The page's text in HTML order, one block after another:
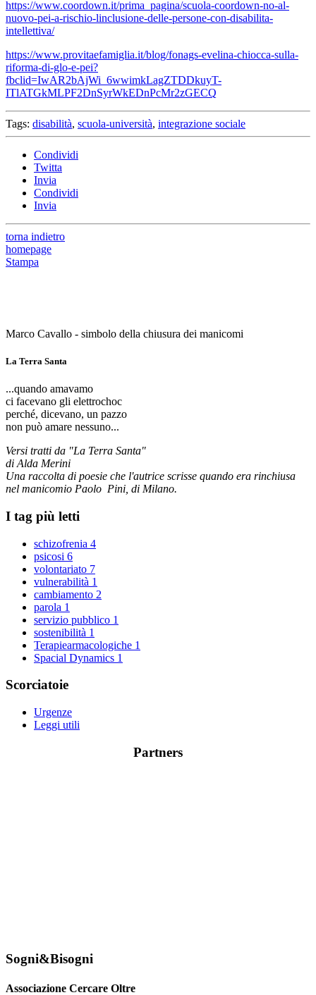
https://www.coordown.it/prima_pagina/scuola-coordown-no-al-
nuovo-pei-a-rischio-linclusione-delle-persone-con-disabilita-
intellettiva/
https://www.provitaefamiglia.it/blog/fonags-evelina-chiocca-sulla-
riforma-di-glo-e-pei?
fbclid=IwAR2bAjWi_6wwimkLagZTDDkuyT-
ITlATGkMLPF2DnSyrWkEDnPcMr2zGECQ
Tags: disabilità, scuola-università, integrazione sociale
Condividi
Twitta
Invia
Condividi
Invia
torna indietro
homepage
Stampa
Marco Cavallo - simbolo della chiusura dei manicomi
La Terra Santa
...quando amavamo
ci facevano gli elettrochoc
perché, dicevano, un pazzo
non può amare nessuno...
Versi tratti da "La Terra Santa"
di Alda Merini
Una raccolta di poesie che l'autrice scrisse quando era rinchiusa
nel manicomio Paolo Pini, di Milano.
I tag più letti
schizofrenia 4
psicosi 6
volontariato 7
vulnerabilità 1
cambiamento 2
parola 1
servizio pubblico 1
sostenibilità 1
Terapiearmacologiche 1
Spacial Dynamics 1
Scorciatoie
Urgenze
Leggi utili
Partners
Sogni&Bisogni
Associazione Cercare Oltre